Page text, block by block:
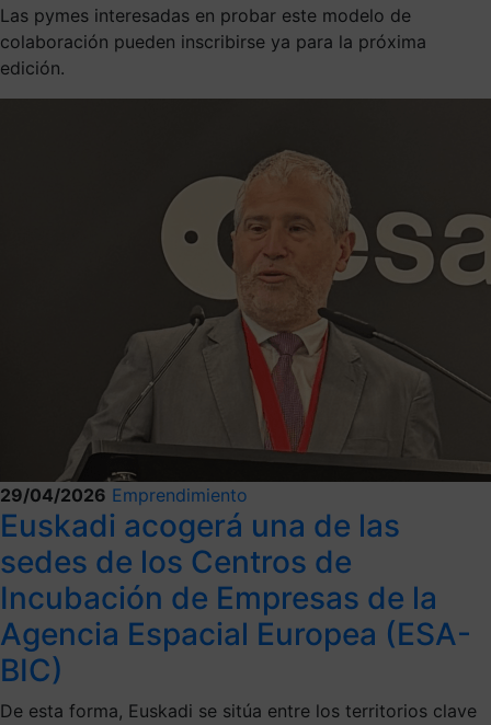
Las pymes interesadas en probar este modelo de
colaboración pueden inscribirse ya para la próxima
edición.
29/04/2026 Emprendimiento
Euskadi acogerá una de las
sedes de los Centros de
Incubación de Empresas de la
Agencia Espacial Europea (ESA-
BIC)
De esta forma, Euskadi se sitúa entre los territorios clave